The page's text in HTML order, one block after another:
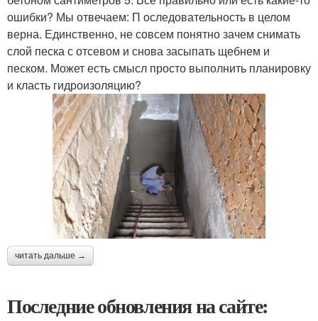
ошибки? Мы отвечаем: П оследовательность в целом
верна. Единственно, не совсем понятно зачем снимать
слой песка с отсевом и снова засыпать щебнем и
песком. Может есть смысл просто выполнить планировку
и класть гидроизоляцию?
читать дальше →
Последние обновления на сайте: